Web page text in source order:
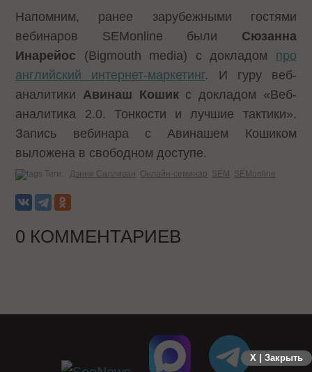
Напомним, ранее зарубежными гостями
вебинаров SEMonline были Сюзанна
Инарейос (Bigmouth media) с докладом про
английский интернет-маркетинг. И гуру веб-
аналитики Авинаш Кошикс докладом «Веб-
аналитика 2.0. Тонкости и лучшие тактики».
Запись вебинарас Авинашем Кошиком
выложена в свободном доступе.
Теги: Дэнни Салливан Онлайн-семинар SEM SEMonline
0 КОММЕНТАРИЕВ
X | Закрыть